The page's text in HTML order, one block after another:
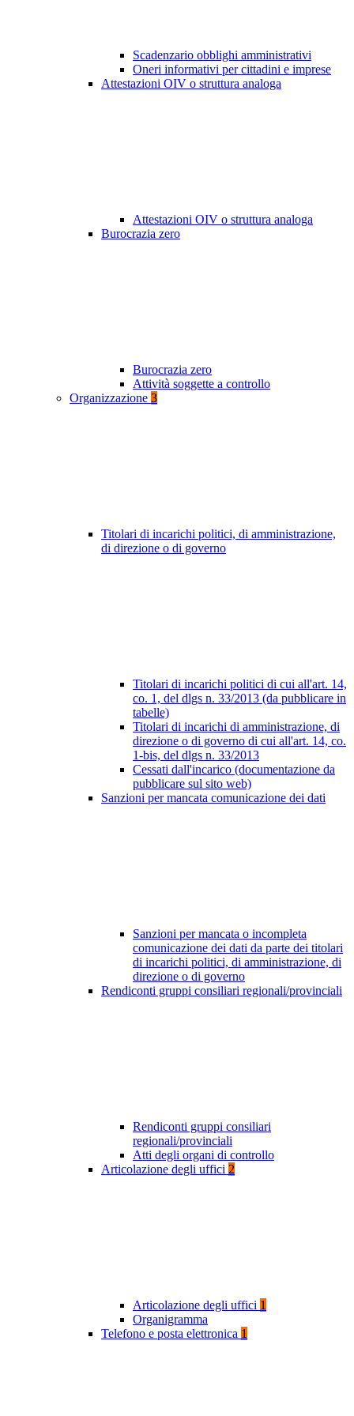
Scadenzario obblighi amministrativi
Oneri informativi per cittadini e imprese
Attestazioni OIV o struttura analoga
Attestazioni OIV o struttura analoga
Burocrazia zero
Burocrazia zero
Attività soggette a controllo
Organizzazione 3
Titolari di incarichi politici, di amministrazione,
di direzione o di governo
Titolari di incarichi politici di cui all'art. 14,
co. 1, del dlgs n. 33/2013 (da pubblicare in
tabelle)
Titolari di incarichi di amministrazione, di
direzione o di governo di cui all'art. 14, co.
1-bis, del dlgs n. 33/2013
Cessati dall'incarico (documentazione da
pubblicare sul sito web)
Sanzioni per mancata comunicazione dei dati
Sanzioni per mancata o incompleta
comunicazione dei dati da parte dei titolari
di incarichi politici, di amministrazione, di
direzione o di governo
Rendiconti gruppi consiliari regionali/provinciali
Rendiconti gruppi consiliari
regionali/provinciali
Atti degli organi di controllo
Articolazione degli uffici 2
Articolazione degli uffici 1
Organigramma
Telefono e posta elettronica 1